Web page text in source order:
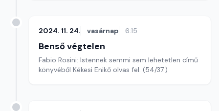
2024. 11. 24. vasárnap 6:15
Benső végtelen
Fabio Rosini: Istennek semmi sem lehetetlen című
könyvéből Kékesi Enikő olvas fel. (54/37.)